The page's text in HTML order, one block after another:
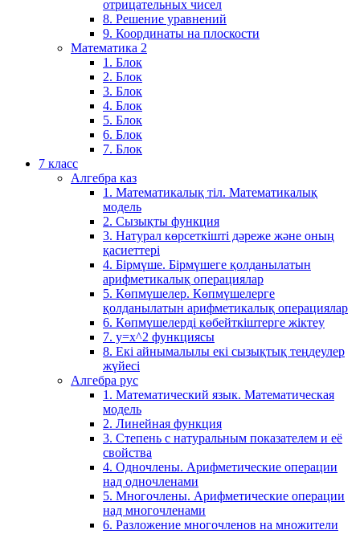
отрицательных чисел
8. Решение уравнений
9. Координаты на плоскости
Математика 2
1. Блок
2. Блок
3. Блок
4. Блок
5. Блок
6. Блок
7. Блок
7 класс
Алгебра каз
1. Математикалық тіл. Математикалық
модель
2. Сызықты функция
3. Натурал көрсеткішті дәреже және оның
қасиеттері
4. Бірмүше. Бірмүшеге қолданылатын
арифметикалық операциялар
5. Көпмүшелер. Көпмүшелерге
қолданылатын арифметикалық операциялар
6. Көпмүшелерді көбейткіштерге жіктеу
7. у=х^2 функциясы
8. Екі айнымалылы екі сызықтық теңдеулер
жүйесі
Алгебра рус
1. Математический язык. Математическая
модель
2. Линейная функция
3. Степень с натуральным показателем и её
свойства
4. Одночлены. Арифметические операции
над одночленами
5. Многочлены. Арифметические операции
над многочленами
6. Разложение многочленов на множители